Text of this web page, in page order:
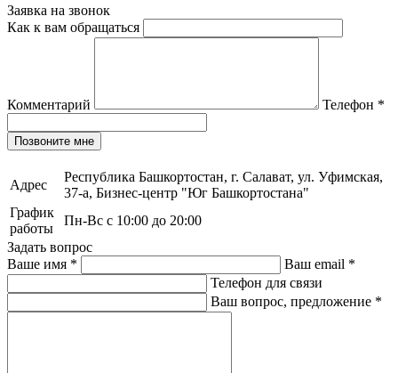
Заявка на звонок
Как к вам обращаться
Комментарий Телефон *
Позвоните мне
Адрес
Республика Башкортостан, г. Салават, ул. Уфимская,
37-а, Бизнес-центр "Юг Башкортостана"
График
работы
Пн-Вс с 10:00 до 20:00
Задать вопрос
Ваше имя * Ваш email *
Телефон для связи
Ваш вопрос, предложение *